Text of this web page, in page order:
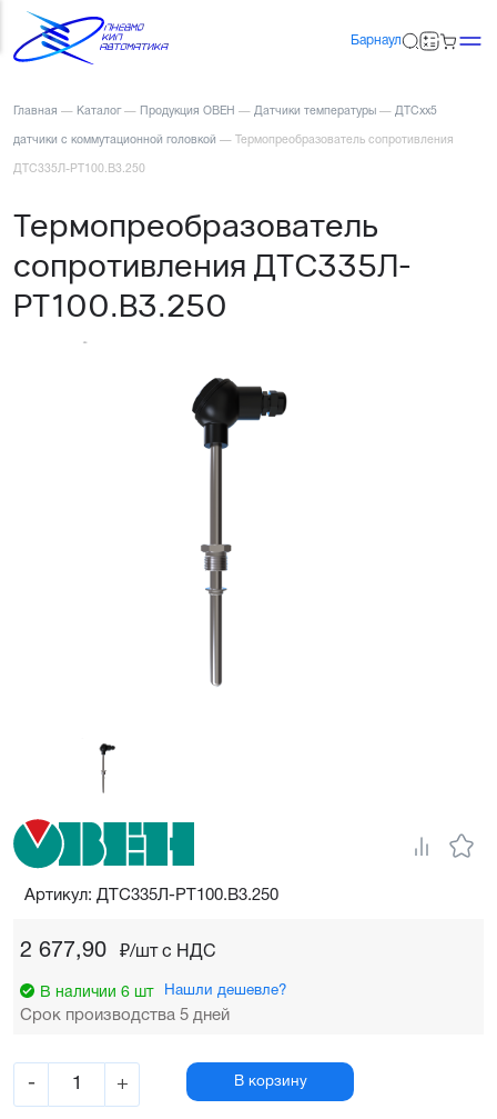
Барнаул
Главная — Каталог — Продукция ОВЕН — Датчики температуры — ДТСхх5
датчики с коммутационной головкой — Термопреобразователь сопротивления
ДТС335Л-РТ100.В3.250
Термопреобразователь
сопротивления ДТС335Л-
РТ100.В3.250
2 677,90 ₽/шт c НДС
В наличии 6 шт Нашли дешевле?
Срок производства 5 дней
- + В корзину
Артикул: ДТС335Л-РТ100.В3.250